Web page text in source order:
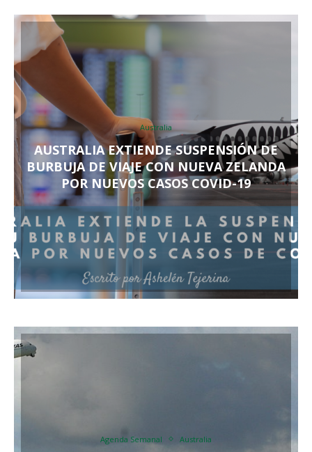
Australia
AUSTRALIA EXTIENDE SUSPENSIÓN DE
BURBUJA DE VIAJE CON NUEVA ZELANDA
POR NUEVOS CASOS COVID-19
Agenda Semanal Australia